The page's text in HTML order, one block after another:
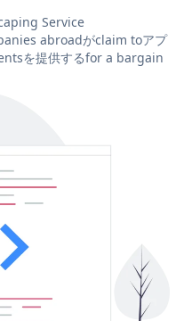
Service
abroadがclaim toアプ
を提供するfor a bargain